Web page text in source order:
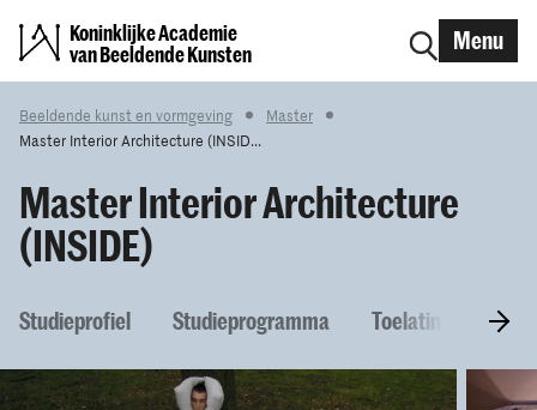
Koninklijke Academie
van Beeldende Kunsten
Menu
Beeldende kunst en vormgeving
Master
Master Interior Architecture (INSID...
Master Interior Architecture
(INSIDE)
Studieprofiel Studieprogramma Toelatingseisen